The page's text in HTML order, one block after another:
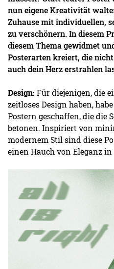
nun eigene Kreativität
Zuhause mit individuellen,
zu verschönern. In diesem
diesem Thema gewidmet
Posterarten kreiert, die
auch dein Herz erstrahlen
Design: Für diejenigen, die
zeitloses Design haben,
Postern geschaffen, die die
betonen. Inspiriert von
modernem Stil sind diese
einen Hauch von Eleganz